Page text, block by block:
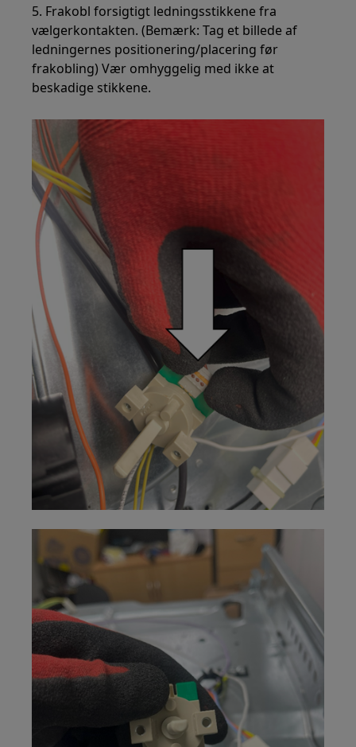
5. Frakobl forsigtigt ledningsstikkene fra
vælgerkontakten. (Bemærk: Tag et billede af
ledningernes positionering/placering før
frakobling) Vær omhyggelig med ikke at
beskadige stikkene.